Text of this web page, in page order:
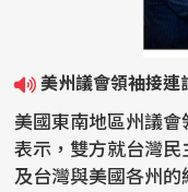
美州議會領袖接
美國東南地區州議
表示，雙方就台灣
及台灣與美國各州